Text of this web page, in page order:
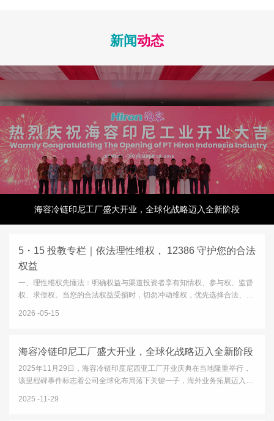
新闻动态
海容冷链印尼工厂盛大开业，全球化战略迈入全新阶段
5・15 投教专栏｜依法理性维权， 12386 守护您的合法
权益
一、理性维权先懂法：明确权益与渠道投资者享有知情权、参与权、监督
权、求偿权。当您的合法权益受损时，切勿冲动维权，优先选择合法、正
2026 05-15
海容冷链印尼工厂盛大开业，全球化战略迈入全新阶段
2025年11月29日，海容冷链印度尼西亚工厂开业庆典在当地隆重举行，
该里程碑事件标志着公司全球化布局落下关键一子，海外业务拓展迈入全
2025 11-29